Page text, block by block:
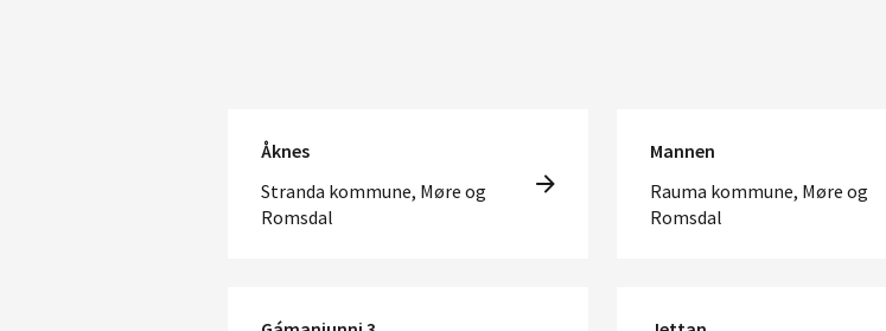
Åknes
Stranda kommune, Møre og
Romsdal
Mannen
Rauma kommune, Møre og
Romsdal